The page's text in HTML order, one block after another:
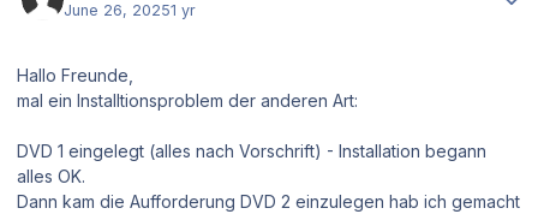
June 26, 20251 yr
Hallo Freunde,
mal ein Installtionsproblem der anderen Art:
DVD 1 eingelegt (alles nach Vorschrift) - Installation begann
alles OK.
Dann kam die Aufforderung DVD 2 einzulegen hab ich gemacht